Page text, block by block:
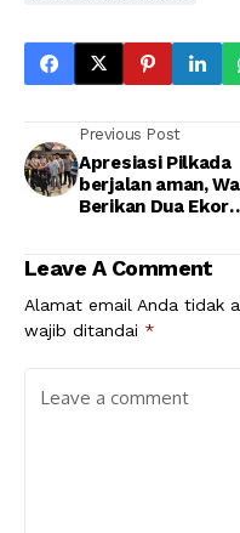
Previous Post
Apresiasi Pilkada
berjalan aman,
Berikan Dua Ekor
Leave A Comment
Alamat email Anda tidak
wajib ditandai *